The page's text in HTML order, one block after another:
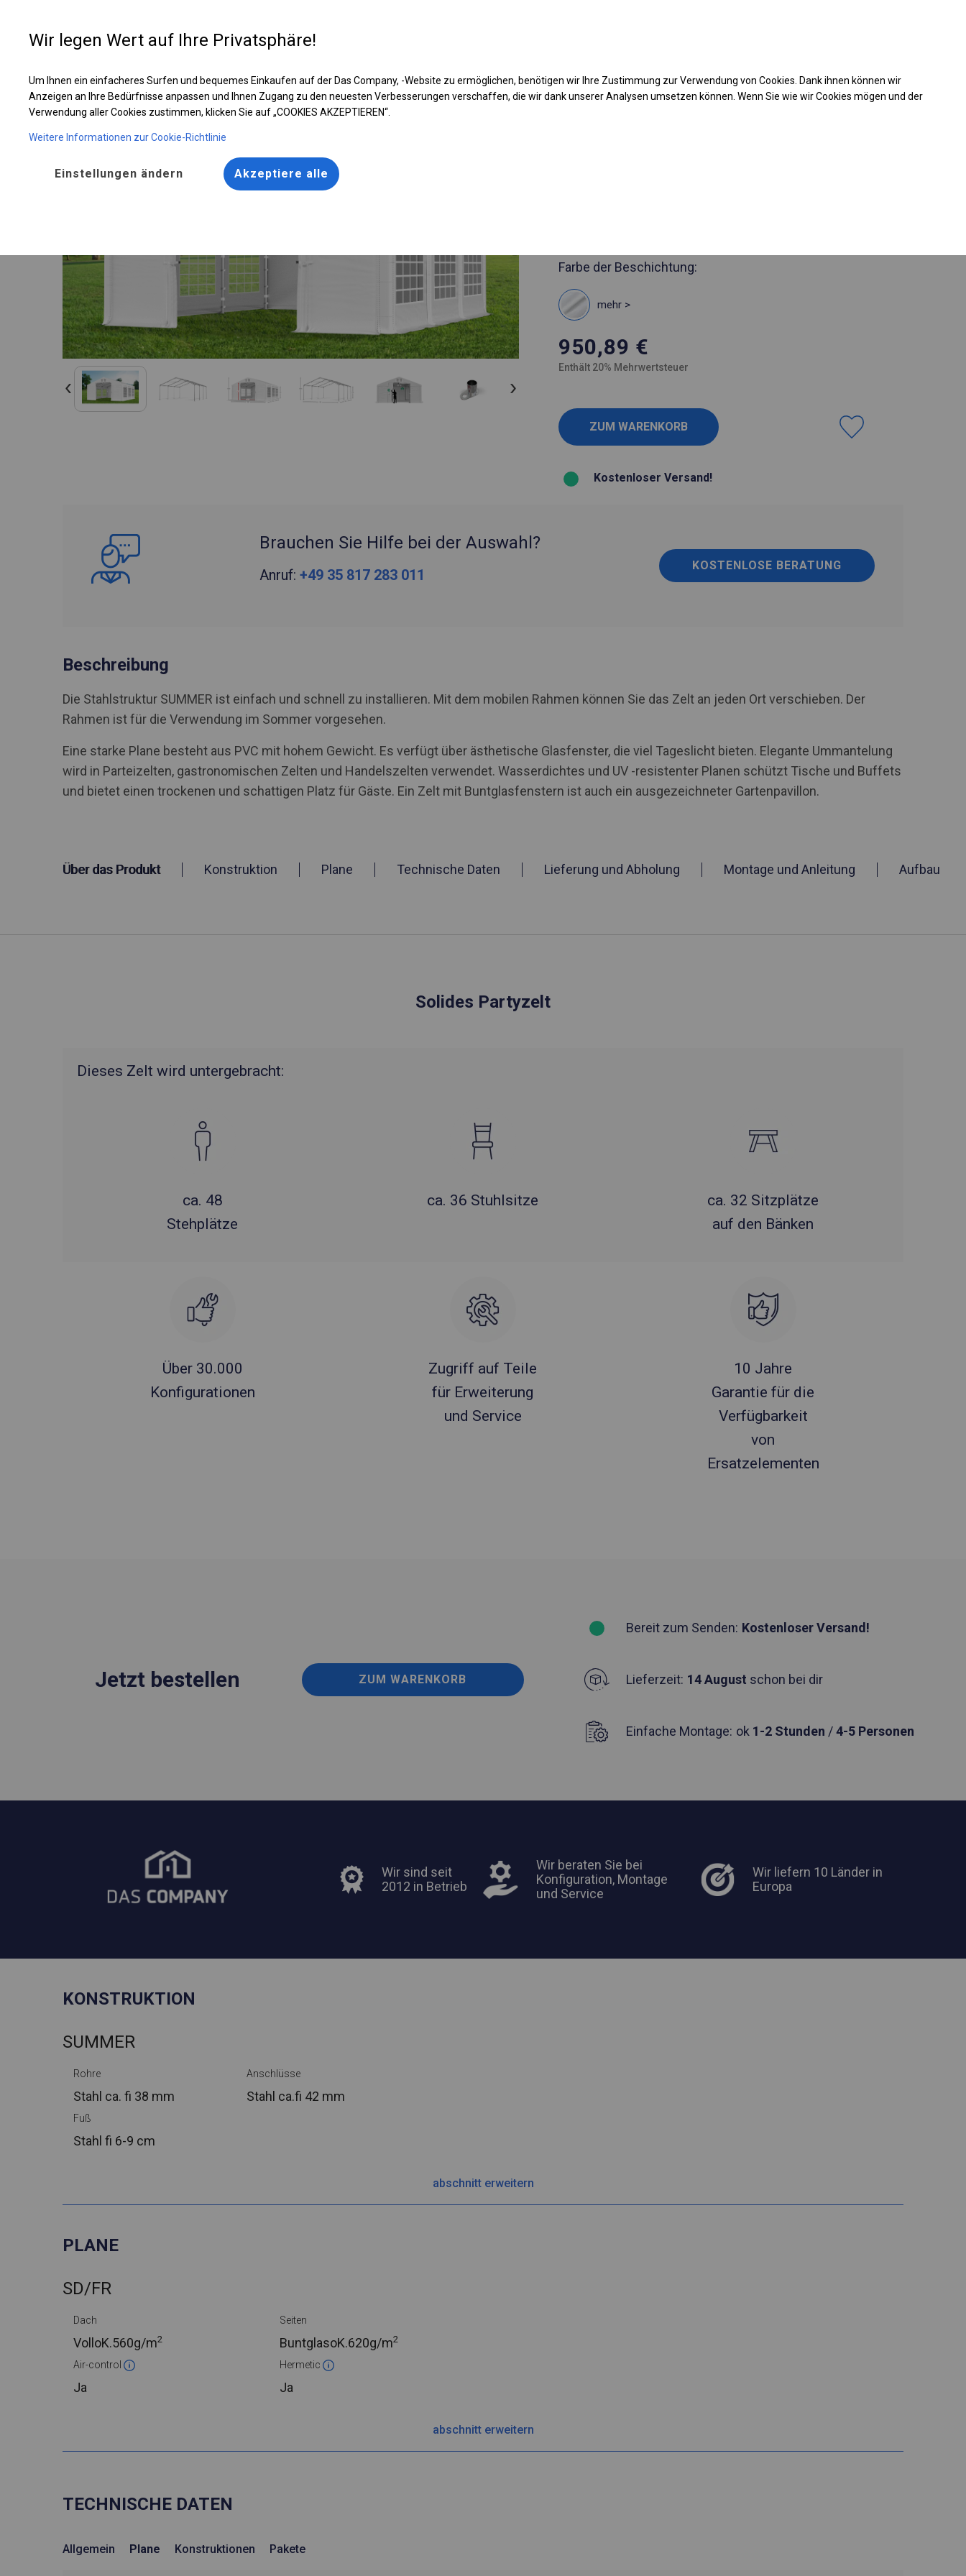
Entwerfen Sie Ihr Zelt
Solides Partyzelt | 4x6 m Laden Sie das PDF -Angebot herunter
Farbe der Beschichtung:
mehr >
950,89 €
Enthält 20% Mehrwertsteuer
Kostenloser Versand!
Brauchen Sie Hilfe bei der Auswahl?
Anruf: +49 35 817 283 011
KOSTENLOSE BERATUNG
Beschreibung
Die Stahlstruktur SUMMER ist einfach und schnell zu installieren. Mit dem mobilen Rahmen können Sie das Zelt an jeden Ort verschieben. Der
Rahmen ist für die Verwendung im Sommer vorgesehen.
Eine starke Plane besteht aus PVC mit hohem Gewicht. Es verfügt über ästhetische Glasfenster, die viel Tageslicht bieten. Elegante Ummantelung
wird in Parteizelten, gastronomischen Zelten und Handelszelten verwendet. Wasserdichtes und UV -resistenter Planen schützt Tische und Buffets
und bietet einen trockenen und schattigen Platz für Gäste. Ein Zelt mit Buntglasfenstern ist auch ein ausgezeichneter Gartenpavillon.
Über das Produkt Konstruktion Plane Technische Daten Lieferung und Abholung Montage und Anleitung Aufbau
Solides Partyzelt
Dieses Zelt wird untergebracht:
ca. 48
Stehplätze
ca. 36 Stuhlsitze
ca. 32 Sitzplätze
auf den Bänken
Über 30.000
Konfigurationen
Zugriff auf Teile
für Erweiterung
und Service
10 Jahre
Garantie für die
Verfügbarkeit
von
Ersatzelementen
Jetzt bestellen ZUM WARENKORB
Bereit zum Senden: Kostenloser Versand!
Lieferzeit: 14 August schon bei dir
Einfache Montage: ok 1-2 Stunden /4-5 Personen
Wir sind seit
2012 in Betrieb
Wir beraten Sie bei
Konfiguration, Montage
und Service
Wir liefern 10 Länder in
Europa
KONSTRUKTION
SUMMER
Rohre
Stahl ca. fi 38 mm
Anschlüsse
Stahl ca.fi 42 mm
Fuß
Stahl fi 6-9 cm
abschnitt erweitern
PLANE
SD/FR
Dach
VolloK.560g/m2
Seiten
BuntglasoK.620g/m2
Air-control
Ja
Hermetic
Ja
abschnitt erweitern
TECHNISCHE DATEN
Allgemein Plane Konstruktionen Pakete
Wir legen Wert auf Ihre Privatsphäre!
Um Ihnen ein einfacheres Surfen und bequemes Einkaufen auf der Das Company, -Website zu ermöglichen, benötigen wir Ihre Zustimmung zur Verwendung von Cookies. Dank ihnen können wir
Anzeigen an Ihre Bedürfnisse anpassen und Ihnen Zugang zu den neuesten Verbesserungen verschaffen, die wir dank unserer Analysen umsetzen können. Wenn Sie wie wir Cookies mögen und der
Verwendung aller Cookies zustimmen, klicken Sie auf „COOKIES AKZEPTIEREN“.
Weitere Informationen zur Cookie-Richtlinie
Einstellungen ändern Akzeptiere alle